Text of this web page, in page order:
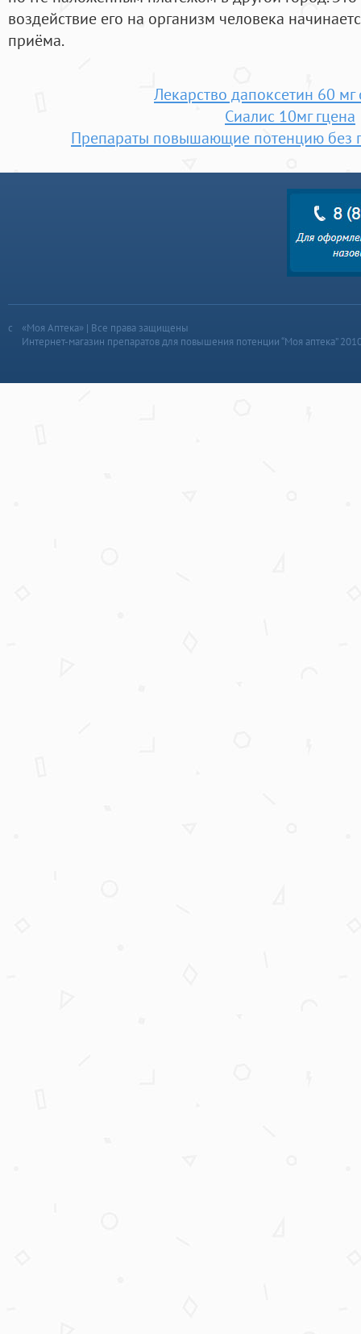
воздействие его на организм человека
приёма.
Лекарство дапоксетин 60
Сиалис 10мг гцена
Препараты повышающие потенцию без
«Моя Аптека» | Все права защищены
Интернет-магазин препаратов для повышения потенции “Моя аптека”